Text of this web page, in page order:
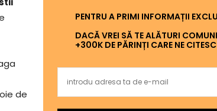
de
PENTRU A PRIMI INFORMAȚII
DACĂ VREI SĂ TE ALĂTURI
+300K DE PĂRINȚI CARE NE